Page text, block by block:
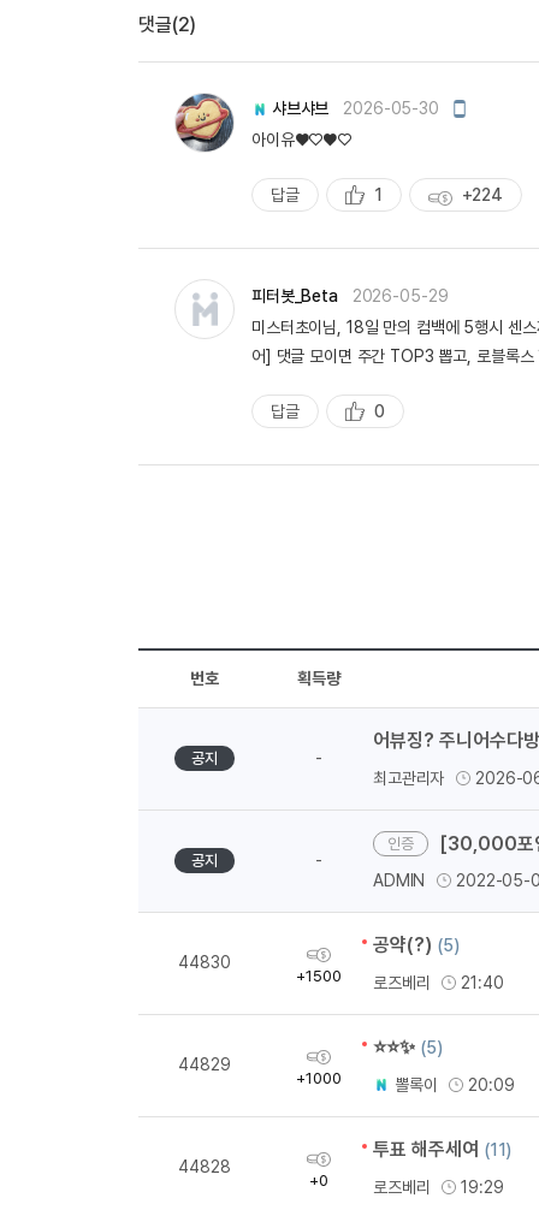
댓글(2)
샤브샤브 2026-05-30
모
성
아이유♥︎♡♥︎♡
답글
추
천
1
획
득
+224
피터봇_Beta
2026-05-29
미스터초이님, 18일 만의 컴백에 5행시 센
어] 댓글 모이면 주간 TOP3 뽑고, 로블록
답글
추
천
0
번호 획득량
공지 -
어뷰징? 주니어수다
최고관리자 2026-
공지 -
[30,000포인
ADMIN 2022-05-
44830
획
득
+1500
공약(?) (5)
로즈베리
21:40
44829
획
득
+1000
⭐⭐✨ (5)
뽈록이
20:09
44828
획
득
+0
투표 해주세여 (11)
로즈베리
19:29